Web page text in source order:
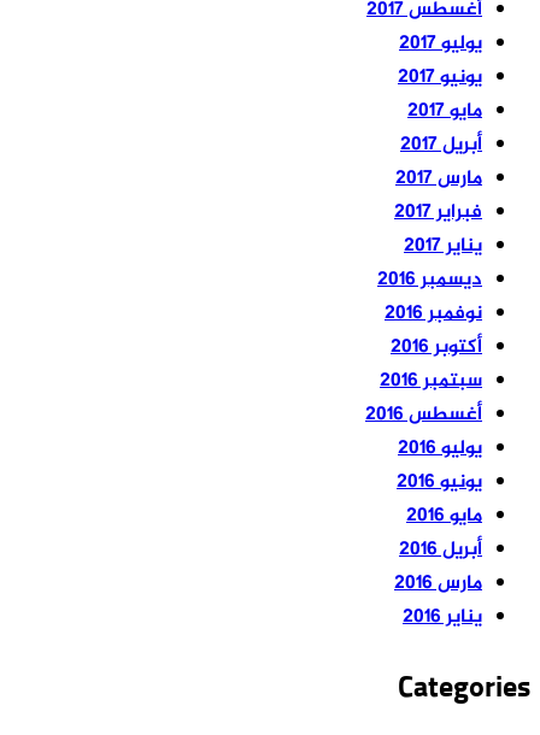
أغسطس 2017
يوليو 2017
يونيو 2017
مايو 2017
أبريل 2017
مارس 2017
فبراير 2017
يناير 2017
ديسمبر 2016
نوفمبر 2016
أكتوبر 2016
سبتمبر 2016
أغسطس 2016
يوليو 2016
يونيو 2016
مايو 2016
أبريل 2016
مارس 2016
يناير 2016
Categories